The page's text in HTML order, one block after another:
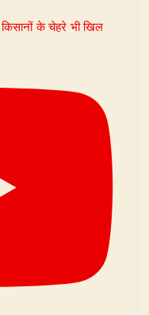
किसानों के चेहरे भी खिल